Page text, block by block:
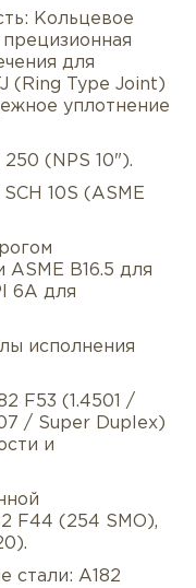
Кольцевое
для
(Ring Type Joint)
уплотнение
(NPS 10").
10S (ASME
ASME B16.5 для
6A для
исполнения
F53 (1.4501 /
/ Super Duplex)
и
F44 (254 SMO),
стали: A182